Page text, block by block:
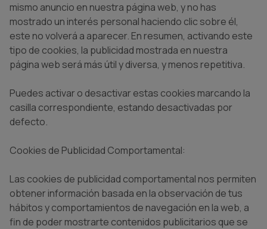
mismo anuncio en nuestra página web, y no has
mostrado un interés personal haciendo clic sobre él,
este no volverá a aparecer. En resumen, activando este
tipo de cookies, la publicidad mostrada en nuestra
página web será más útil y diversa, y menos repetitiva.
Puedes activar o desactivar estas cookies marcando la
casilla correspondiente, estando desactivadas por
defecto.
Cookies de Publicidad Comportamental:
Las cookies de publicidad comportamental nos permiten
obtener información basada en la observación de tus
hábitos y comportamientos de navegación en la web, a
fin de poder mostrarte contenidos publicitarios que se